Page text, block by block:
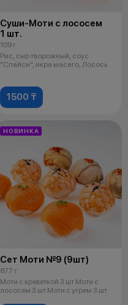
Суши-Моти с лососем
1 шт.
109 г
Рис, сыр творожный, соус
"Спайси", икра масаго, Лосось
1500 ₸
НОВИНКА
Сет Моти №9 (9шт)
877 г
Моти с креветкой 3 шт Моти с
лососем 3 шт Моти с угрем 3 шт